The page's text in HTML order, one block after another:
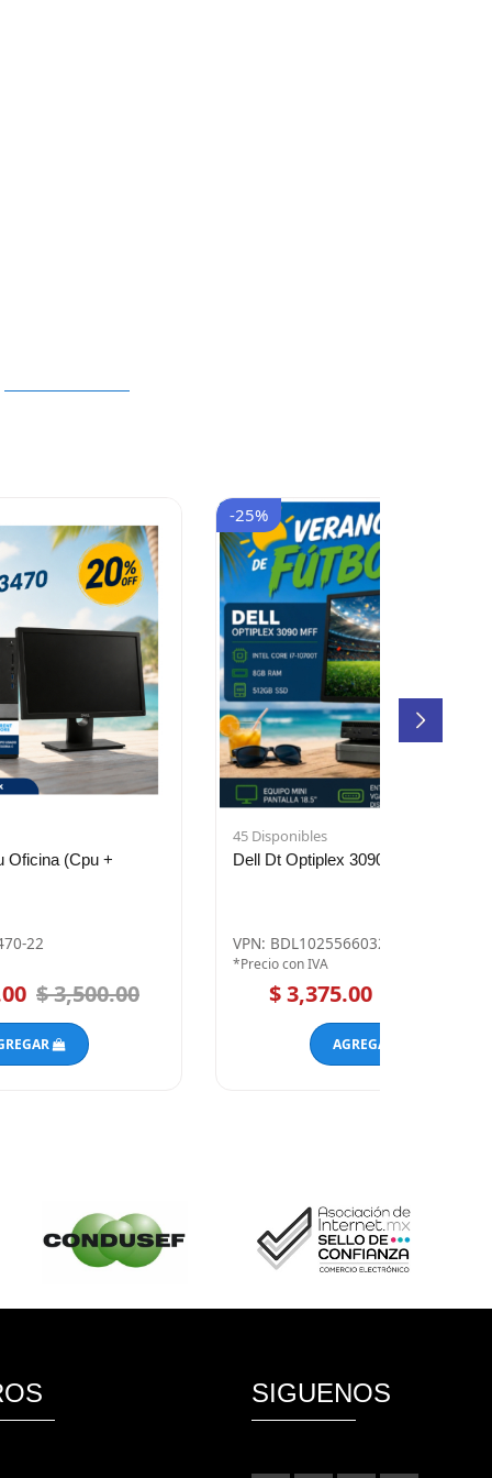
Oficina (Cpu +
22
$ 3,500.00
-25%
45 Disponibles
Dell Dt Optiplex 3090 Mff
VPN: BDL1025566032476-01
*Precio con IVA
$ 3,375.00
AGREGAR
SIGUENOS